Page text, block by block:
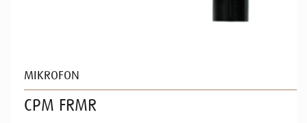
MIKROFON
CPM FRMR